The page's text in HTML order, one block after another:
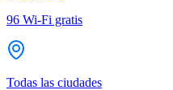
96 Wi-Fi gratis
Todas las ciudades